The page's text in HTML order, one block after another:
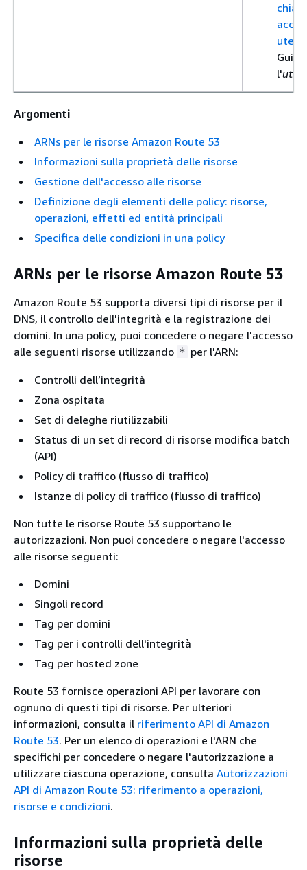
l'
Argomenti
ARNs per le risorse Amazon Route 53
Informazioni sulla proprietà delle risorse
Gestione dell'accesso alle risorse
Definizione degli elementi delle policy: risorse,
operazioni, effetti ed entità principali
Specifica delle condizioni in una policy
ARNs per le risorse Amazon Route 53
Amazon Route 53 supporta diversi tipi di risorse per il
DNS, il controllo dell'integrità e la registrazione dei
domini. In una policy, puoi concedere o negare l'accesso
alle seguenti risorse utilizzando * per l'ARN:
Controlli dell’integrità
Zona ospitata
Set di deleghe riutilizzabili
Status di un set di record di risorse modifica batch
(API)
Policy di traffico (flusso di traffico)
Istanze di policy di traffico (flusso di traffico)
Non tutte le risorse Route 53 supportano le
autorizzazioni. Non puoi concedere o negare l'accesso
alle risorse seguenti:
Domini
Singoli record
Tag per domini
Tag per i controlli dell'integrità
Tag per hosted zone
Route 53 fornisce operazioni API per lavorare con
ognuno di questi tipi di risorse. Per ulteriori
informazioni, consulta il riferimento API di Amazon
Route 53. Per un elenco di operazioni e l'ARN che
specifichi per concedere o negare l'autorizzazione a
utilizzare ciascuna operazione, consulta Autorizzazioni
API di Amazon Route 53: riferimento a operazioni,
risorse e condizioni.
Informazioni sulla proprietà delle
risorse